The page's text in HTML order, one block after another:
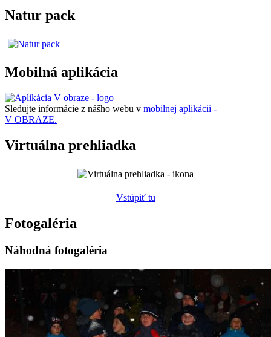
Natur pack
Mobilná aplikácia
Sledujte informácie z nášho webu v mobilnej aplikácii -
V OBRAZE.
Virtuálna prehliadka
Vstúpiť tu
Fotogaléria
Náhodná fotogaléria